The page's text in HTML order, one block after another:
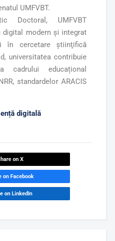
UMFVBT.
Doctoral, UMFVBT
digital modern și integrat
în cercetare ştiinţifică
universitatea contribuie
cadrului educațional
standardelor ARACIS
digitală
on X
on Facebook
on LinkedIn